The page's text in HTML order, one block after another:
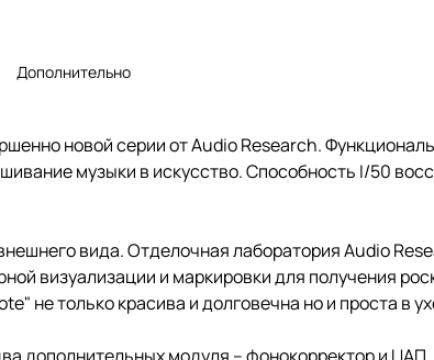
Дополнительно
новой серии от Audio Research.
музыки в искусство. Способность I/50
вида. Отделочная лаборатория Audio
визуализации и маркировки для получения
не только красива и долговечна но и проста в